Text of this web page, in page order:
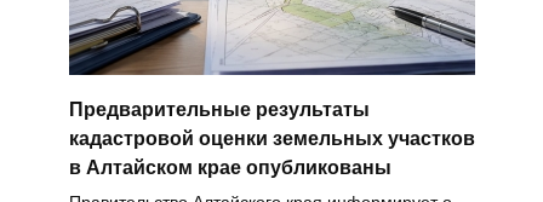
Предварительные результаты
кадастровой оценки земельных участков
в Алтайском крае опубликованы